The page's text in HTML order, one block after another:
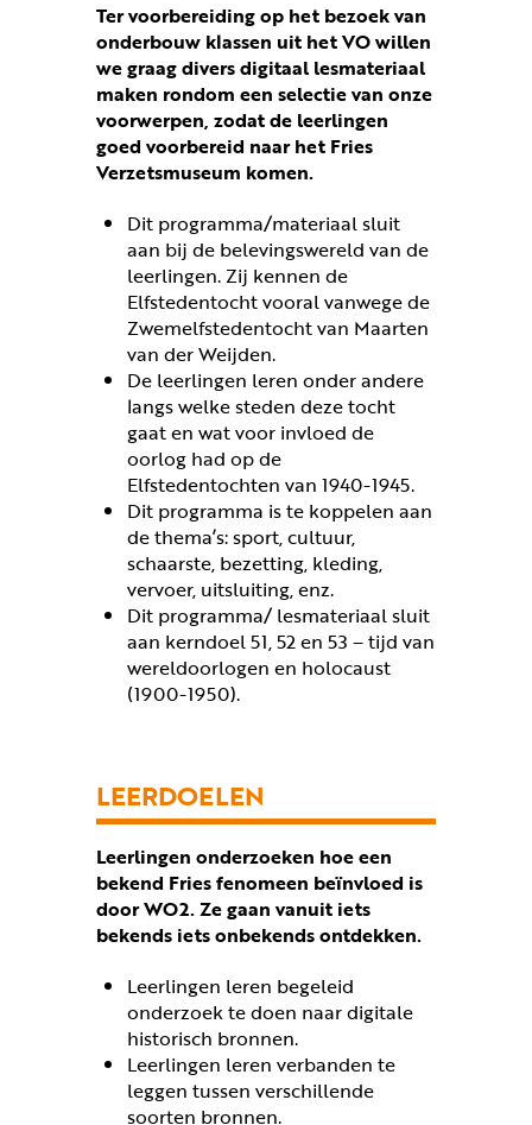
Ter voorbereiding op het bezoek van
onderbouw klassen uit het VO willen
we graag divers digitaal lesmateriaal
maken rondom een selectie van onze
voorwerpen, zodat de leerlingen
goed voorbereid naar het Fries
Verzetsmuseum komen.
Dit programma/materiaal sluit
aan bij de belevingswereld van de
leerlingen. Zij kennen de
Elfstedentocht vooral vanwege de
Zwemelfstedentocht van Maarten
van der Weijden.
De leerlingen leren onder andere
langs welke steden deze tocht
gaat en wat voor invloed de
oorlog had op de
Elfstedentochten van 1940-1945.
Dit programma is te koppelen aan
de thema’s: sport, cultuur,
schaarste, bezetting, kleding,
vervoer, uitsluiting, enz.
Dit programma/ lesmateriaal sluit
aan kerndoel 51, 52 en 53 – tijd van
wereldoorlogen en holocaust
(1900-1950).
LEERDOELEN
Leerlingen onderzoeken hoe een
bekend Fries fenomeen beïnvloed is
door WO2. Ze gaan vanuit iets
bekends iets onbekends ontdekken.
Leerlingen leren begeleid
onderzoek te doen naar digitale
historisch bronnen.
Leerlingen leren verbanden te
leggen tussen verschillende
soorten bronnen.